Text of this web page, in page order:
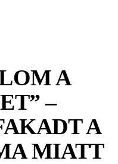
A
–
A
MIATT